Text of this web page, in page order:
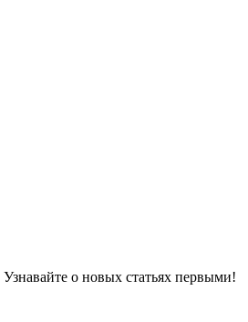
Узнавайте о новых статьях первыми!